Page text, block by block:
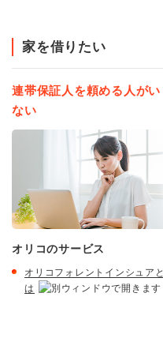
家を借りたい
連帯保証人を頼める人がい
ない
オリコのサービス
オリコフォレントインシュアと
は